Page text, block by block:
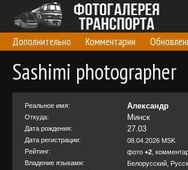
Дополнительно Комментарии
Sashimi photographer
Реальное имя: Александр
Откуда: Минск
Дата рождения: 27.03
Дата регистрации:
08.04.2026 MSK
Рейтинг:
фото +2 ,
Владение языками:
Белорусский,